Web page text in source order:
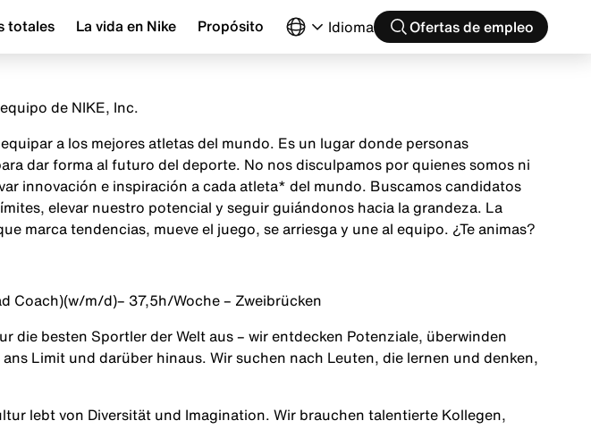
totales La vida en Nike Propósito Idioma Ofertas de empleo
de NIKE, Inc.
a los mejores atletas del mundo. Es un lugar donde personas
dar forma al futuro del deporte. No nos disculpamos por quienes somos ni
innovación e inspiración a cada atleta* del mundo. Buscamos candidatos
elevar nuestro potencial y seguir guiándonos hacia la grandeza. La
marca tendencias, mueve el juego, se arriesga y une al equipo. ¿Te animas?
Coach)(w/m/d)– 37,5h/Woche – Zweibrücken
die besten Sportler der Welt aus – wir entdecken Potenziale, überwinden
Limit und darüber hinaus. Wir suchen nach Leuten, die lernen und denken,
lebt von Diversitätund Imagination. Wir brauchen talentierte Kollegen,